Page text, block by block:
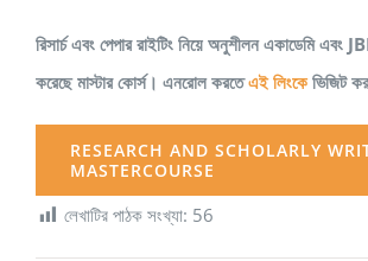
রিসার্চ এবং পেপার রাইটিং নিয়ে অনুশীলন একাডেমি
করেছে মাস্টার কোর্স। এনরোল করতেএই লিংকেভিজিট
RESEARCH AND SCHOLARLY
MASTERCOURSE
লেখাটির পাঠক সংখ্যা: 56